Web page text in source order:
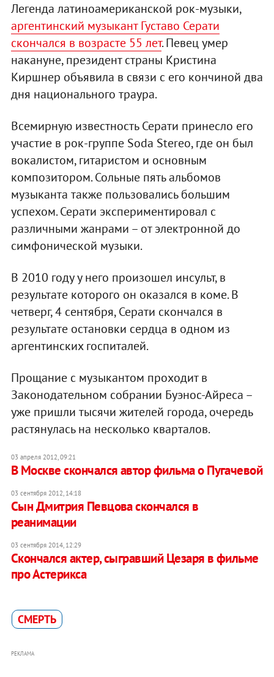
Легенда латиноамериканской рок-музыки,
аргентинский музыкант Густаво Серати
скончался в возрасте 55 лет. Певец умер
накануне, президент страны Кристина
Киршнер объявила в связи с его кончиной два
дня национального траура.
Всемирную известность Серати принесло его
участие в рок-группе Soda Stereo, где он был
вокалистом, гитаристом и основным
композитором. Сольные пять альбомов
музыканта также пользовались большим
успехом. Серати экспериментировал с
различными жанрами – от электронной до
симфонической музыки.
В 2010 году у него произошел инсульт, в
результате которого он оказался в коме. В
четверг, 4 сентября, Серати скончался в
результате остановки сердца в одном из
аргентинских госпиталей.
Прощание с музыкантом проходит в
Законодательном собрании Буэнос-Айреса –
уже пришли тысячи жителей города, очередь
растянулась на несколько кварталов.
03 апреля 2012, 09:21
В Москве скончался автор фильма о Пугачевой
03 сентября 2012, 14:18
Cын Дмитрия Певцова скончался в
реанимации
03 сентября 2014, 12:29
Скончался актер, сыгравший Цезаря в фильме
про Астерикса
СМЕРТЬ
РЕКЛАМА